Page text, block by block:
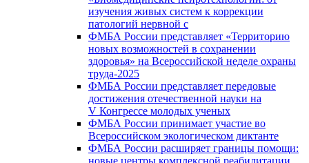
изучения живых систем к коррекции
патологий нервной с
ФМБА России представляет «Территорию
новых возможностей в сохранении
здоровья» на Всероссийской неделе охраны
труда-2025
ФМБА России представляет передовые
достижения отечественной науки на
V Конгрессе молодых ученых
ФМБА России принимает участие во
Всероссийском экологическом диктанте
ФМБА России расширяет границы помощи:
новые центры комплексной реабилитации